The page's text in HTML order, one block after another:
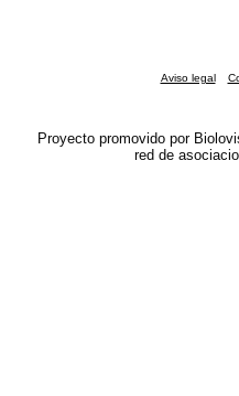
Aviso legal
Proyecto promovido por
red de